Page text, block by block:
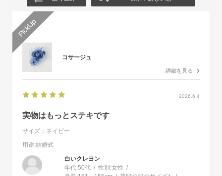
コサージュ
詳細を見る
2026.6.4
実物はもっとステキです
サイズ：ネイビー
用途:結婚式
白いクレヨン
年代:50代 性別:女性